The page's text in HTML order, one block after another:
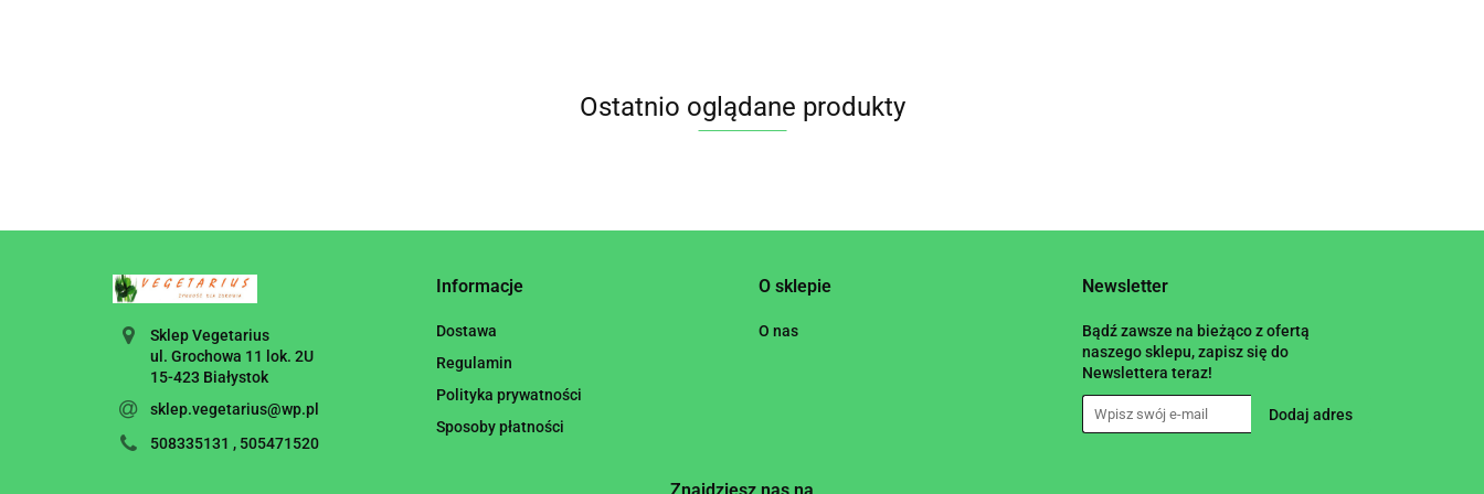
Ostatnio oglądane produkty
Sklep Vegetarius
ul. Grochowa 11 lok. 2U
15-423 Białystok
sklep.vegetarius@wp.pl
508335131 , 505471520
Informacje
Dostawa
Regulamin
Polityka prywatności
Sposoby płatności
O sklepie
O nas
Newsletter
Bądź zawsze na bieżąco z ofertą
naszego sklepu, zapisz się do
Newslettera teraz!